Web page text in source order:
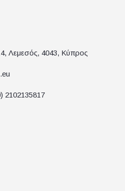
Λεμεσός, 4043, Κύπρος
2102135817